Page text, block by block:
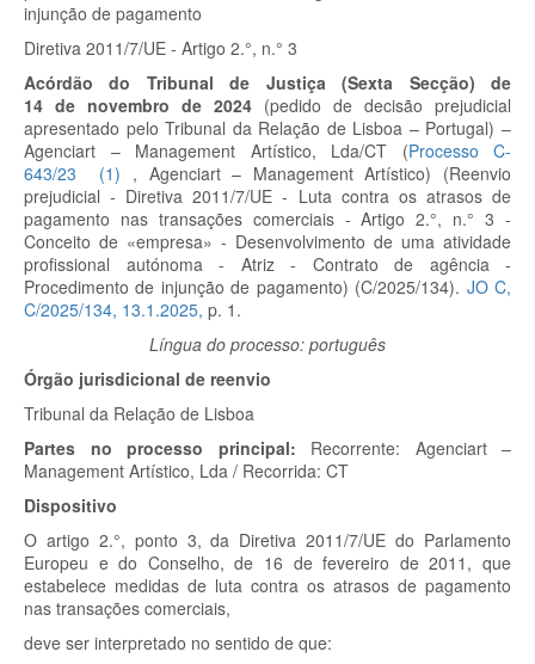
injunção de pagamento
Diretiva 2011/7/UE - Artigo 2.°, n.° 3
Acórdão do Tribunal de Justiça (Sexta Secção) de
14 de novembro de 2024 (pedido de decisão prejudicial
apresentado pelo Tribunal da Relação de Lisboa – Portugal) –
Agenciart – Management Artístico, Lda/CT (Processo C-
643/23
(1) , Agenciart – Management Artístico) (Reenvio
prejudicial - Diretiva 2011/7/UE - Luta contra os atrasos de
pagamento nas transações comerciais - Artigo 2.°, n.° 3 -
Conceito de «empresa» - Desenvolvimento de uma atividade
profissional autónoma - Atriz - Contrato de agência -
Procedimento de injunção de pagamento) (C/2025/134). JO C,
C/2025/134, 13.1.2025, p. 1.
Língua do processo: português
Órgão jurisdicional de reenvio
Tribunal da Relação de Lisboa
Partes no processo principal: Recorrente:
Agenciart –
Management Artístico, Lda / Recorrida: CT
Dispositivo
O artigo 2.°, ponto 3, da Diretiva 2011/7/UE do Parlamento
Europeu e do Conselho, de 16 de fevereiro de 2011, que
estabelece medidas de luta contra os atrasos de pagamento
nas transações comerciais,
deve ser interpretado no sentido de que: